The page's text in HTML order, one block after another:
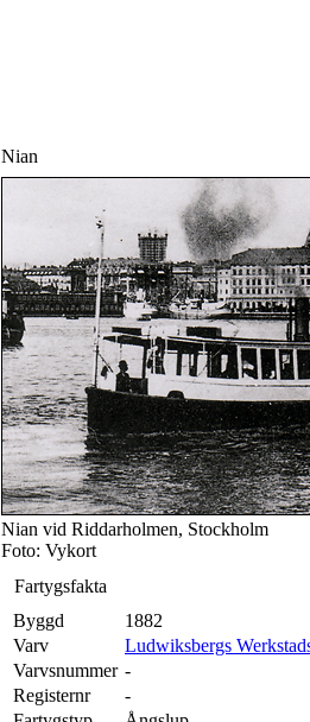
Nian
Nian vid Riddarholmen, Stockholm
Foto: Vykort
Fartygsfakta
Byggd
1882
Varv
Ludwiksbergs
Varvsnummer -
Registernr
-